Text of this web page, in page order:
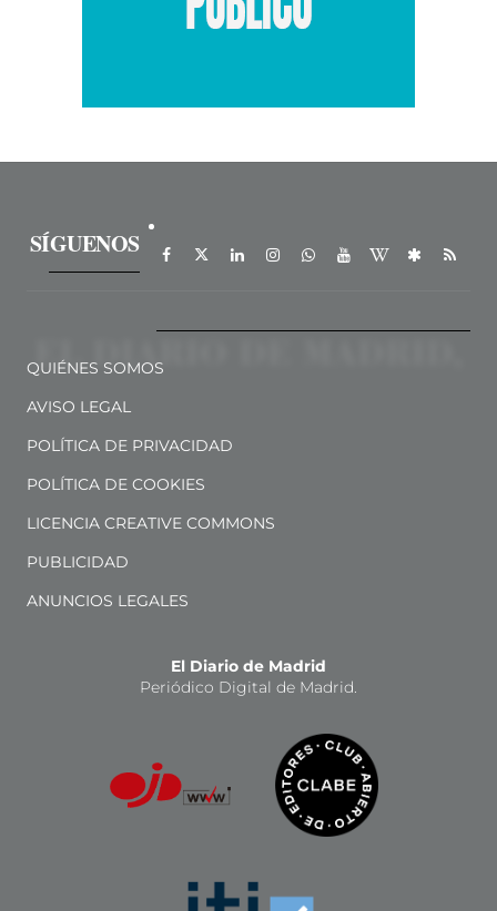
SÍGUENOS
QUIÉNES SOMOS
AVISO LEGAL
POLÍTICA DE PRIVACIDAD
POLÍTICA DE COOKIES
LICENCIA CREATIVE COMMONS
PUBLICIDAD
ANUNCIOS LEGALES
El Diario de Madrid
Periódico Digital de Madrid.